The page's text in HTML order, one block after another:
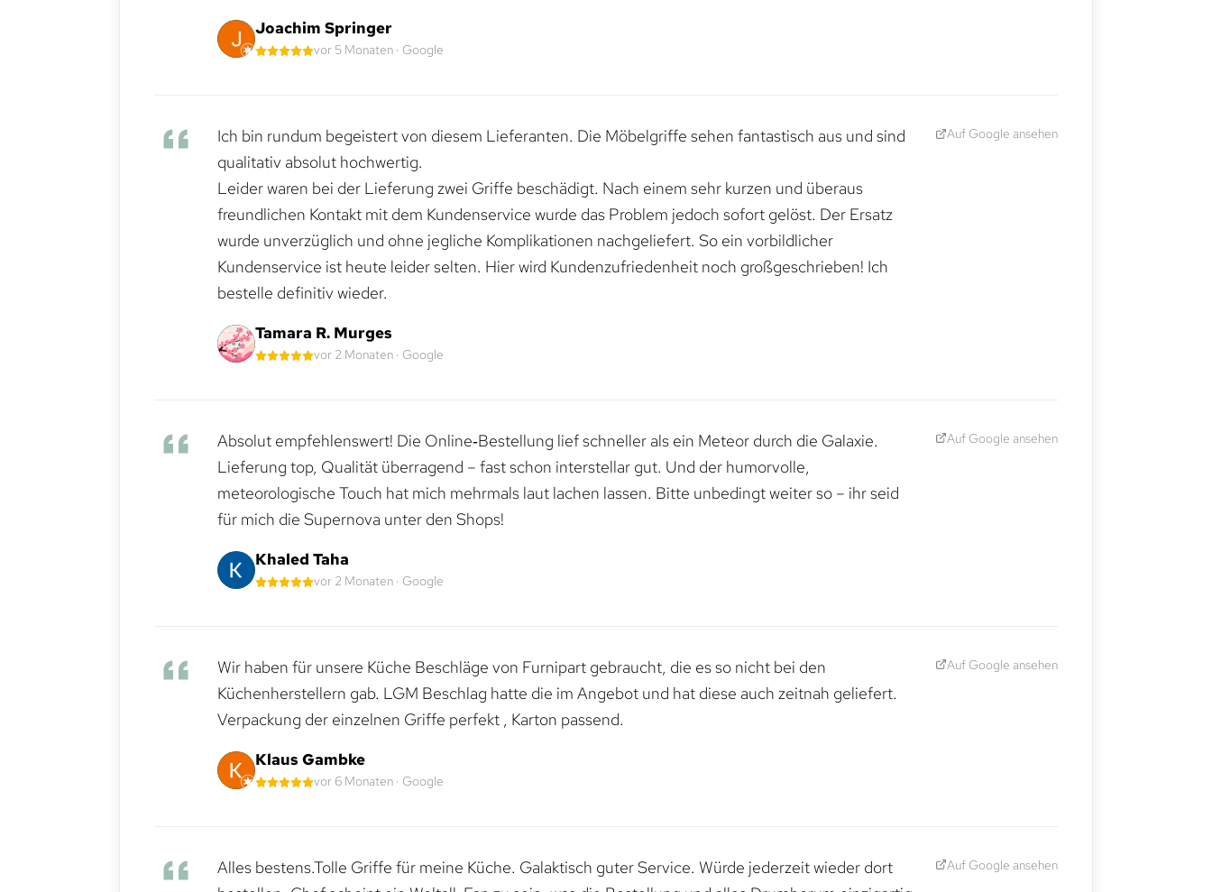
Joachim Springer
vor 5 Monaten · Google
Ich bin rundum begeistert von diesem Lieferanten. Die Möbelgriffe sehen fantastisch aus und sind
qualitativ absolut hochwertig.
Leider waren bei der Lieferung zwei Griffe beschädigt. Nach einem sehr kurzen und überaus
freundlichen Kontakt mit dem Kundenservice wurde das Problem jedoch sofort gelöst. Der Ersatz
wurde unverzüglich und ohne jegliche Komplikationen nachgeliefert. So ein vorbildlicher
Kundenservice ist heute leider selten. Hier wird Kundenzufriedenheit noch großgeschrieben! Ich
bestelle definitiv wieder.
Tamara R. Murges
vor 2 Monaten · Google
Auf Google ansehen
Absolut empfehlenswert! Die Online‑Bestellung lief schneller als ein Meteor durch die Galaxie.
Lieferung top, Qualität überragend – fast schon interstellar gut. Und der humorvolle,
meteorologische Touch hat mich mehrmals laut lachen lassen. Bitte unbedingt weiter so – ihr seid
für mich die Supernova unter den Shops!
Khaled Taha
vor 2 Monaten · Google
Auf Google ansehen
Wir haben für unsere Küche Beschläge von Furnipart gebraucht, die es so nicht bei den
Küchenherstellern gab. LGM Beschlag hatte die im Angebot und hat diese auch zeitnah geliefert.
Verpackung der einzelnen Griffe perfekt , Karton passend.
Klaus Gambke
vor 6 Monaten · Google
Auf Google ansehen
Alles bestens.Tolle Griffe für meine Küche. Galaktisch guter Service. Würde jederzeit wieder dort
Auf Google ansehen